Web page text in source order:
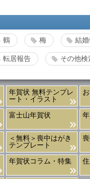
鶴 梅 結
転居報告 その他検
年賀状 無料テンプレ
ート・イラスト
富士山年賀状
＜無料＞喪中はがき
テンプレート
年賀状コラム・特集